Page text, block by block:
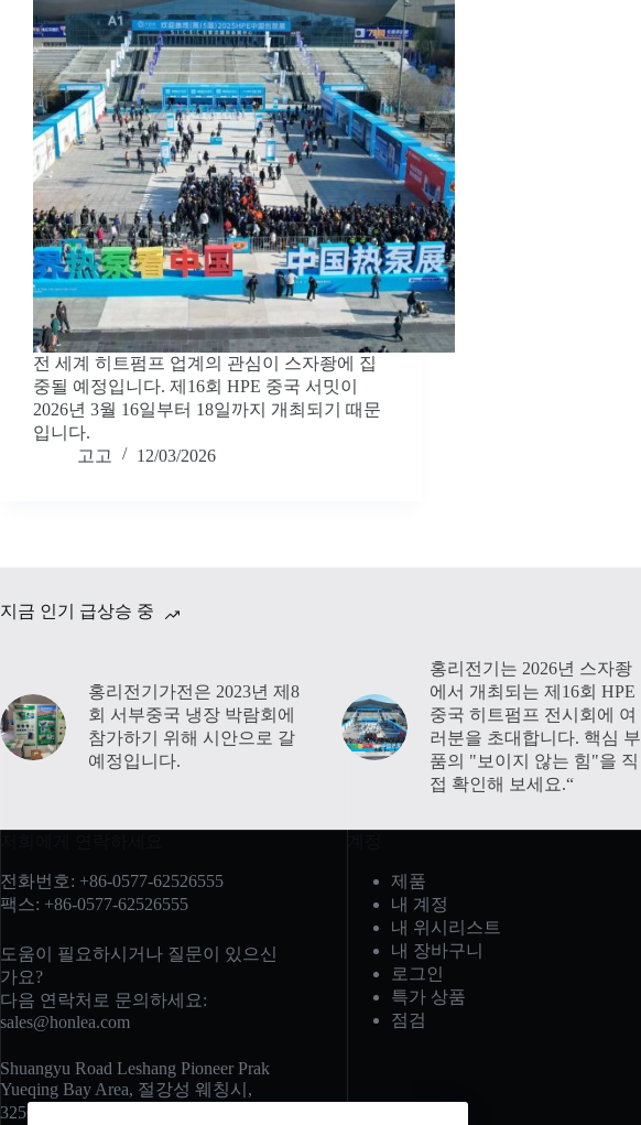
전 세계 히트펌프 업계의 관심이 스자좡에 집
중될 예정입니다. 제16회 HPE 중국 서밋이
2026년 3월 16일부터 18일까지 개최되기 때문
입니다.
고고
12/03/2026
지금 인기 급상승 중
홍리전기가전은 2023년 제8
회 서부중국 냉장 박람회에
참가하기 위해 시안으로 갈
예정입니다.
홍리전기는 2026년 스자좡
에서 개최되는 제16회 HPE
중국 히트펌프 전시회에 여
러분을 초대합니다. 핵심 부
품의 "보이지 않는 힘"을 직
접 확인해 보세요.“
전화번호: +86-0577-62526555
팩스: +86-0577-62526555
도움이 필요하시거나 질문이 있으신
가요?
다음 연락처로 문의하세요:
sales@honlea.com
Shuangyu Road Leshang Pioneer Prak
Yueqing Bay Area, 절강성 웨칭시,
325600, 중국
제품
내 계정
내 위시리스트
내 장바구니
로그인
특가 상품
점검